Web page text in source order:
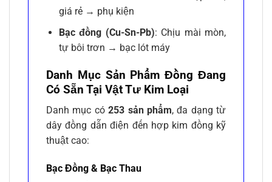
giá rẻ → phụ kiện
Bạc đồng (Cu-Sn-Pb): Chịu mài mòn,
tự bôi trơn → bạc lót máy
Danh Mục Sản Phẩm Đồng Đang
Có Sẵn Tại Vật Tư Kim Loại
Danh mục có253 sản phẩm, đa dạng từ
dây đồng dẫn điện đến hợp kim đồng kỹ
thuật cao:
Bạc Đồng & Bạc Thau